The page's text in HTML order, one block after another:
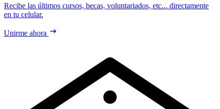
Recibe las últimos cursos, becas, voluntariados, etc... directamente
en tu celular.
Unirme ahora